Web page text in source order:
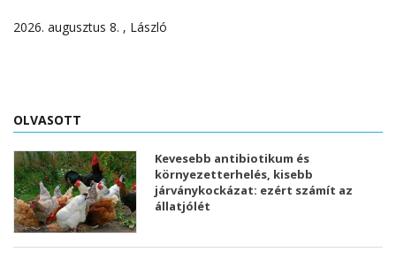
2026. augusztus 8. , László
OLVASOTT
Kevesebb antibiotikum és
környezetterhelés, kisebb
járványkockázat: ezért számít az
állatjólét